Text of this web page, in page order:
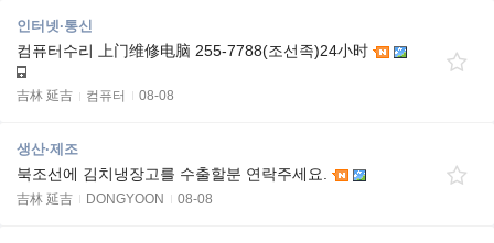
인터넷·통신
컴퓨터수리 上门维修电脑 255-7788(조선족)24小时
吉林 延吉 컴퓨터 08-08
생산·제조
북조선에 김치냉장고를 수출할분 연락주세요.
吉林 延吉 DONGYOON 08-08